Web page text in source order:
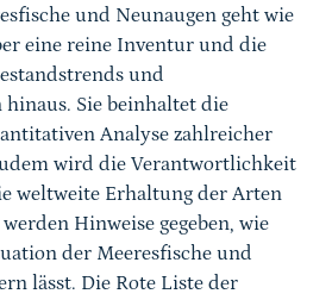
und Neunaugen geht wie
eine reine Inventur und die
und
hinaus. Sie beinhaltet die
Analyse zahlreicher
wird die Verantwortlichkeit
weltweite Erhaltung der Arten
Hinweise gegeben, wie
der Meeresfische und
lässt. Die Rote Liste der